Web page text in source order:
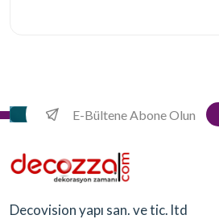
Decovision yapı san. ve tic. ltd